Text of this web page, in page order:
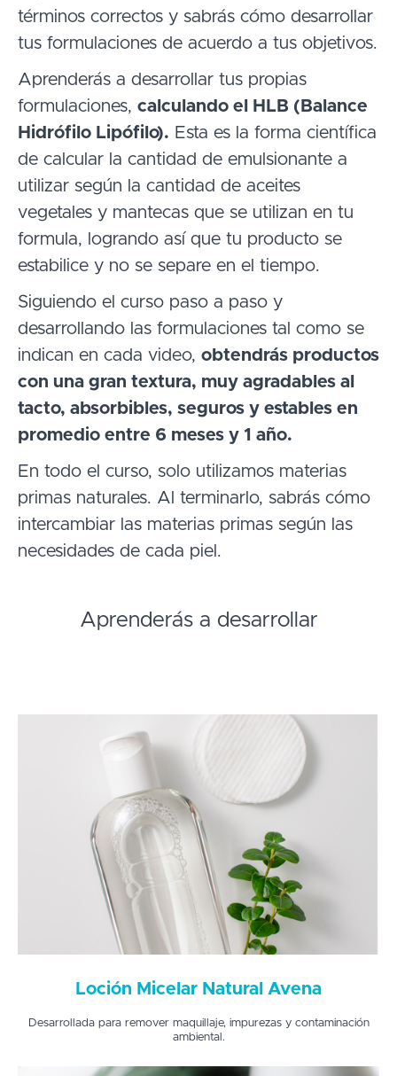
términos correctos y sabrás cómo desarrollar
tus formulaciones de acuerdo a tus objetivos.
Aprenderás a desarrollar tus propias
formulaciones, calculando el HLB (Balance
Hidrófilo Lipófilo). Esta es la forma científica
de calcular la cantidad de emulsionante a
utilizar según la cantidad de aceites
vegetales y mantecas que se utilizan en tu
formula, logrando así que tu producto se
estabilice y no se separe en el tiempo.
Siguiendo el curso paso a paso y
desarrollando las formulaciones tal como se
indican en cada video, obtendrás productos
con una gran textura, muy agradables al
tacto, absorbibles, seguros y estables en
promedio entre 6 meses y 1 año.
En todo el curso, solo utilizamos materias
primas naturales. Al terminarlo, sabrás cómo
intercambiar las materias primas según las
necesidades de cada piel.
Aprenderás a desarrollar
Loción Micelar Natural Avena
Desarrollada para remover maquillaje, impurezas y contaminación
ambiental.